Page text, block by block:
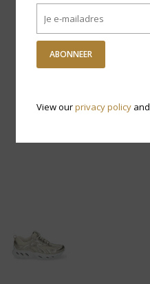
ABONNEER
View ourprivacy policyand